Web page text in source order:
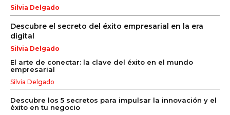
Silvia Delgado
Descubre el secreto del éxito empresarial en la era
digital
Silvia Delgado
El arte de conectar: la clave del éxito en el mundo
empresarial
Silvia Delgado
Descubre los 5 secretos para impulsar la innovación y el
éxito en tu negocio